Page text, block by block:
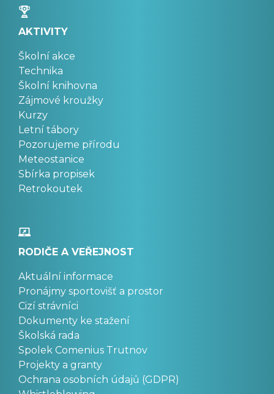
AKTIVITY
Školní akce
Technika
Školní knihovna
Zájmové kroužky
Kurzy
Letní tábory
Pozorujeme přírodu
Meteostanice
Sbírka propisek
Retrokoutek
RODIČE A VEŘEJNOST
Aktuální informace
Pronájmy sportovišť a prostor
Cizí strávníci
Dokumenty ke stažení
Školská rada
Spolek Comenius Trutnov
Projekty a granty
Ochrana osobních údajů (GDPR)